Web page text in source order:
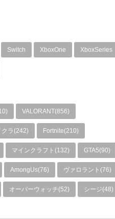
Switch XboxOne XboxSeries
VALORANT(856)
クラ(242) Fortnite(210)
マインクラフト(132) GTA5(90)
AmongUs(76) ヴァロラント(76)
オーバーウォッチ(52) シージ(48)